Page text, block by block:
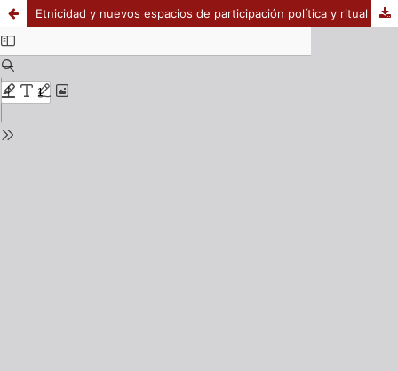
Etnicidad y nuevos espacios de participación política y ritual de las mujeres Rarámuri en los asentamientos de la ciudad de Chihuahua